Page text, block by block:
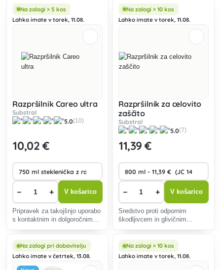
(mšicami, nematodami,
tripsom, črvi, molji, molji,
jedkih škodljivcev. Aktivna
snov se absorbira v listih
rastline in se razporedi po vsej
Na zalogi > 5 kos
Lahko imate v torek, 11.08.
Razpršilnik Careo ultra
Substral
5.0(10)
10,02 €
− + V košarico
Pripravek za takojšnjo uporabo
s kontaktnim in dolgoročnim
vpojnih in jedkih škodljivcev.
Aktivna snov se absorbira v
Na zalogi > 10 kos
Lahko imate v torek, 11.08.
Razpršilnik za celovito
zaščito
Substral
5.0(7)
11,39 €
− + V košarico
Sredstvo proti odpornim
škodljivcem in glivičnim
fungicidni sistemski učinek.
Na zalogi pri dobavitelju
Lahko imate v četrtek, 13.08.
Na zalogi > 10 kos
Lahko imate v torek, 11.08.